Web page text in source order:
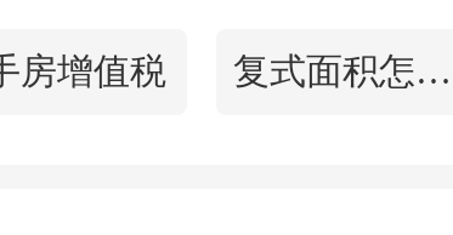
校在粤新型研发机构
房增值税 复式面积怎么算